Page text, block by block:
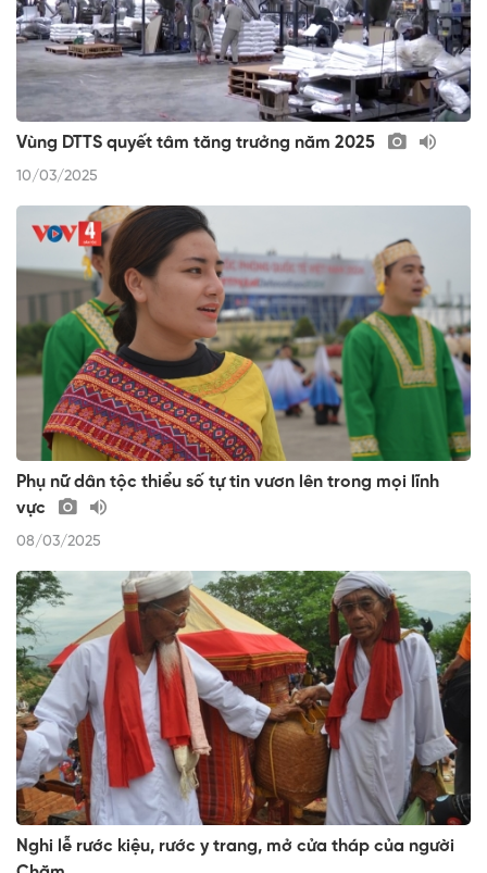
Vùng DTTS quyết tâm tăng trưởng năm 2025
10/03/2025
Phụ nữ dân tộc thiểu số tự tin vươn lên trong mọi lĩnh
vực
08/03/2025
Nghi lễ rước kiệu, rước y trang, mở cửa tháp của người